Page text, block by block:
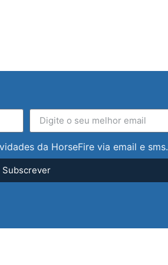
da HorseFire via email e sms.
Subscrever